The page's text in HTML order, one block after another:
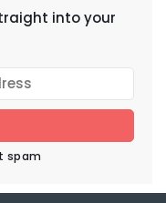
into your
spam